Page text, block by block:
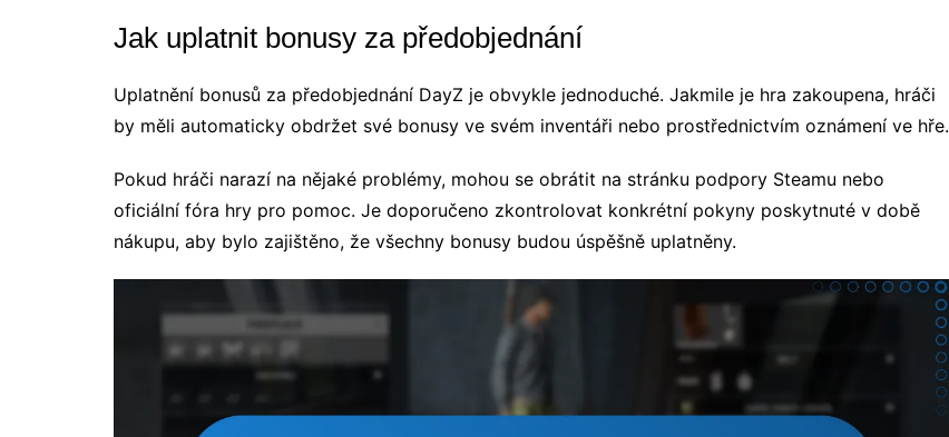
Jak uplatnit bonusy za předobjednání
Uplatnění bonusů za předobjednání DayZ je obvykle jednoduché. Jakmile je hra zakoupena, hráči
by měli automaticky obdržet své bonusy ve svém inventáři nebo prostřednictvím oznámení ve hře.
Pokud hráči narazí na nějaké problémy, mohou se obrátit na stránku podpory Steamu nebo
oficiální fóra hry pro pomoc. Je doporučeno zkontrolovat konkrétní pokyny poskytnuté v době
nákupu, aby bylo zajištěno, že všechny bonusy budou úspěšně uplatněny.